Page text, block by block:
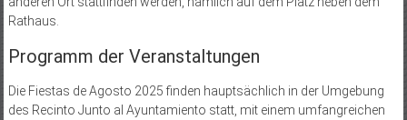
Rathaus.
Programm der Veranstaltungen
Die Fiestas de Agosto 2025 finden hauptsächlich in der Umgebung
des Recinto Junto al Ayuntamiento statt, mit einem umfangreichen